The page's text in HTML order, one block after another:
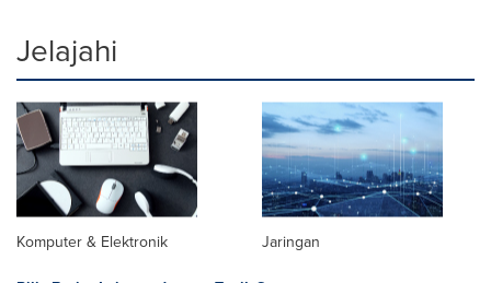
Jelajahi
Komputer & Elektronik
Jaringan